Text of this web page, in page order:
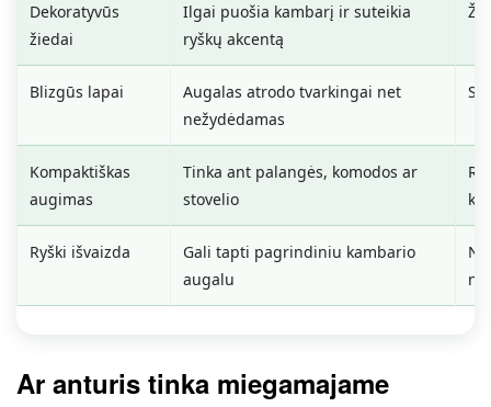
Dekoratyvūs
žiedai
Ilgai puošia kambarį ir suteikia
ryškų akcentą
Blizgūs lapai
Augalas atrodo tvarkingai net
nežydėdamas
Kompaktiškas
augimas
Tinka ant palangės, komodos ar
stovelio
Ryški išvaizda
Gali tapti pagrindiniu kambario
augalu
Ar anturis tinka miegamajame